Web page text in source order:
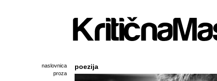
naslovnica
proza
poezija